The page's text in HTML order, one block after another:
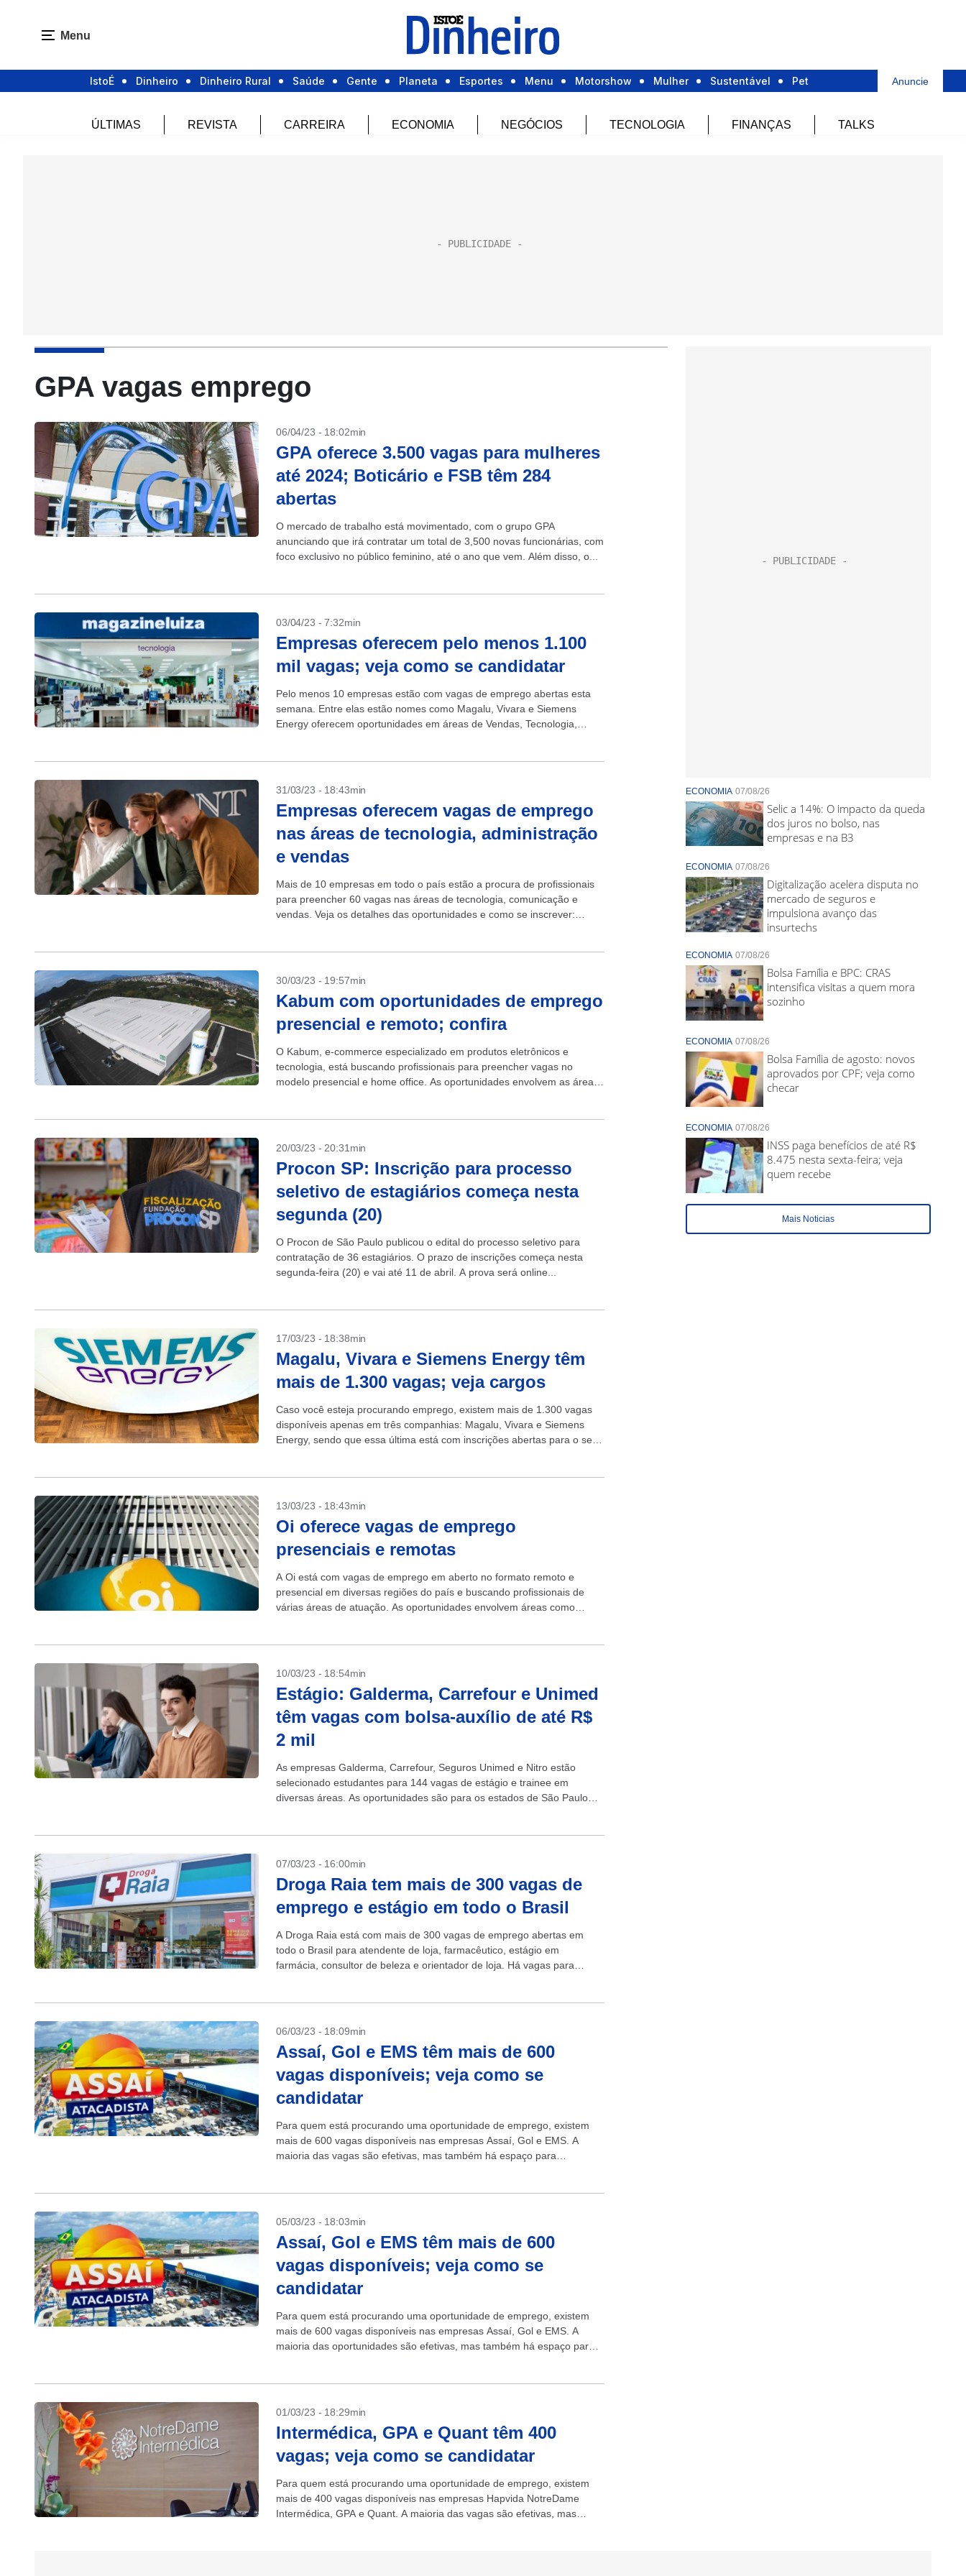
Menu
IstoÉ Dinheiro Dinheiro Rural Saúde Gente Planeta Esportes Menu Motorshow Mulher Sustentável Pet Anuncie
ÚLTIMAS REVISTA CARREIRA ECONOMIA NEGÓCIOS TECNOLOGIA FINANÇAS TALKS
GPA vagas emprego
06/04/23 - 18:02min
GPA oferece 3.500 vagas para mulheres
até 2024; Boticário e FSB têm 284
abertas
O mercado de trabalho está movimentado, com o grupo GPA
anunciando que irá contratar um total de 3,500 novas funcionárias, com
foco exclusivo no público feminino, até o ano que vem. Além disso, o...
03/04/23 - 7:32min
Empresas oferecem pelo menos 1.100
mil vagas; veja como se candidatar
Pelo menos 10 empresas estão com vagas de emprego abertas esta
semana. Entre elas estão nomes como Magalu, Vivara e Siemens
Energy oferecem oportunidades em áreas de Vendas, Tecnologia,
31/03/23 - 18:43min
Empresas oferecem vagas de emprego
nas áreas de tecnologia, administração
e vendas
Mais de 10 empresas em todo o país estão a procura de profissionais
para preencher 60 vagas nas áreas de tecnologia, comunicação e
vendas. Veja os detalhes das oportunidades e como se inscrever:
30/03/23 - 19:57min
Kabum com oportunidades de emprego
presencial e remoto; confira
O Kabum, e-commerce especializado em produtos eletrônicos e
tecnologia, está buscando profissionais para preencher vagas no
modelo presencial e home office. As oportunidades envolvem as áreas
20/03/23 - 20:31min
Procon SP: Inscrição para processo
seletivo de estagiários começa nesta
segunda (20)
O Procon de São Paulo publicou o edital do processo seletivo para
contratação de 36 estagiários. O prazo de inscrições começa nesta
segunda-feira (20) e vai até 11 de abril. A prova será online...
17/03/23 - 18:38min
Magalu, Vivara e Siemens Energy têm
mais de 1.300 vagas; veja cargos
Caso você esteja procurando emprego, existem mais de 1.300 vagas
disponíveis apenas em três companhias: Magalu, Vivara e Siemens
Energy, sendo que essa última está com inscrições abertas para o seu
13/03/23 - 18:43min
Oi oferece vagas de emprego
presenciais e remotas
A Oi está com vagas de emprego em aberto no formato remoto e
presencial em diversas regiões do país e buscando profissionais de
várias áreas de atuação. As oportunidades envolvem áreas como
10/03/23 - 18:54min
Estágio: Galderma, Carrefour e Unimed
têm vagas com bolsa-auxílio de até R$
2 mil
As empresas Galderma, Carrefour, Seguros Unimed e Nitro estão
selecionado estudantes para 144 vagas de estágio e trainee em
diversas áreas. As oportunidades são para os estados de São Paulo
07/03/23 - 16:00min
Droga Raia tem mais de 300 vagas de
emprego e estágio em todo o Brasil
A Droga Raia está com mais de 300 vagas de emprego abertas em
todo o Brasil para atendente de loja, farmacêutico, estágio em
farmácia, consultor de beleza e orientador de loja. Há vagas para
06/03/23 - 18:09min
Assaí, Gol e EMS têm mais de 600
vagas disponíveis; veja como se
candidatar
Para quem está procurando uma oportunidade de emprego, existem
mais de 600 vagas disponíveis nas empresas Assaí, Gol e EMS. A
maioria das vagas são efetivas, mas também há espaço para
05/03/23 - 18:03min
Assaí, Gol e EMS têm mais de 600
vagas disponíveis; veja como se
candidatar
Para quem está procurando uma oportunidade de emprego, existem
mais de 600 vagas disponíveis nas empresas Assaí, Gol e EMS. A
maioria das oportunidades são efetivas, mas também há espaço para
01/03/23 - 18:29min
Intermédica, GPA e Quant têm 400
vagas; veja como se candidatar
Para quem está procurando uma oportunidade de emprego, existem
mais de 400 vagas disponíveis nas empresas Hapvida NotreDame
Intermédica, GPA e Quant. A maioria das vagas são efetivas, mas
ECONOMIA 07/08/26
Selic a 14%: O impacto da queda
dos juros no bolso, nas
empresas e na B3
ECONOMIA 07/08/26
Digitalização acelera disputa no
mercado de seguros e
impulsiona avanço das
insurtechs
ECONOMIA 07/08/26
Bolsa Família e BPC: CRAS
intensifica visitas a quem mora
sozinho
ECONOMIA 07/08/26
Bolsa Família de agosto: novos
aprovados por CPF; veja como
checar
ECONOMIA 07/08/26
INSS paga benefícios de até R$
8.475 nesta sexta-feira; veja
quem recebe
Mais Noticias